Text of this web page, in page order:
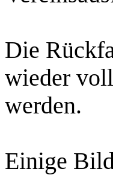
Die
wieder
werden.
Einige